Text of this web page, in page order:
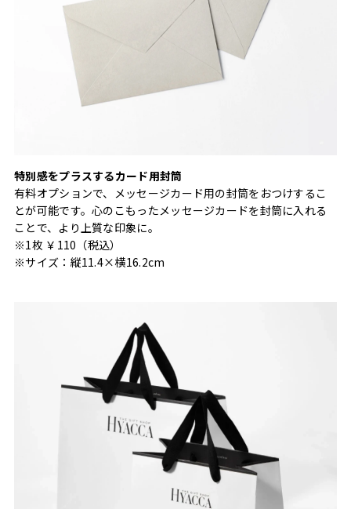
特別感をプラスするカード用封筒
有料オプションで、メッセージカード用の封筒をおつけするこ
とが可能です。心のこもったメッセージカードを封筒に入れる
ことで、より上質な印象に。
※1枚 ￥110（税込）
※サイズ：縦11.4×横16.2cm